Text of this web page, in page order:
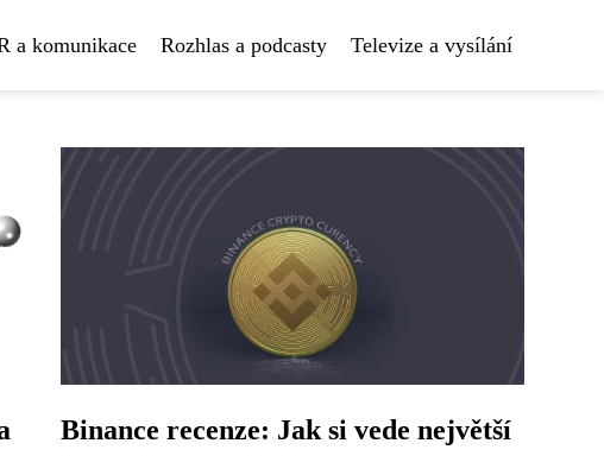
a komunikace Rozhlas a podcasty Televize a vysílání
Binance recenze: Jak si vede největší